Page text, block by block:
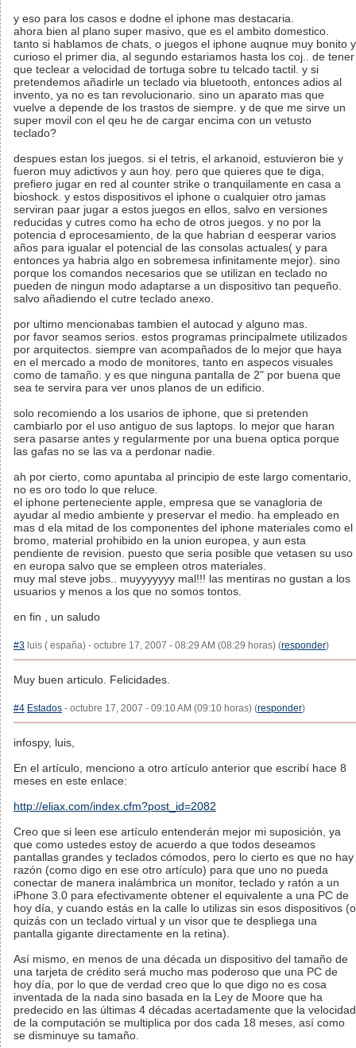
y eso para los casos e dodne el iphone mas destacaria.
ahora bien al plano super masivo, que es el ambito domestico.
tanto si hablamos de chats, o juegos el iphone auqnue muy bonito y
curioso el primer dia, al segundo estariamos hasta los coj.. de tener
que teclear a velocidad de tortuga sobre tu telcado tactil. y si
pretendemos añadirle un teclado via bluetooth, entonces adios al
invento, ya no es tan revolucionario. sino un aparato mas que
vuelve a depende de los trastos de siempre. y de que me sirve un
super movil con el qeu he de cargar encima con un vetusto
teclado?
despues estan los juegos. si el tetris, el arkanoid, estuvieron bie y
fueron muy adictivos y aun hoy. pero que quieres que te diga,
prefiero jugar en red al counter strike o tranquilamente en casa a
bioshock. y estos dispositivos el iphone o cualquier otro jamas
serviran paar jugar a estos juegos en ellos, salvo en versiones
reducidas y cutres como ha echo de otros juegos. y no por la
potencia d eprocesamiento, de la que habrian d eesperar varios
años para igualar el potencial de las consolas actuales( y para
entonces ya habria algo en sobremesa infinitamente mejor). sino
porque los comandos necesarios que se utilizan en teclado no
pueden de ningun modo adaptarse a un dispositivo tan pequeño.
salvo añadiendo el cutre teclado anexo.
por ultimo mencionabas tambien el autocad y alguno mas.
por favor seamos serios. estos programas principalmete utilizados
por arquitectos. siempre van acompañados de lo mejor que haya
en el mercado a modo de monitores, tanto en aspecos visuales
como de tamaño. y es que ninguna pantalla de 2" por buena que
sea te servira para ver unos planos de un edificio.
solo recomiendo a los usarios de iphone, que si pretenden
cambiarlo por el uso antiguo de sus laptops. lo mejor que haran
sera pasarse antes y regularmente por una buena optica porque
las gafas no se las va a perdonar nadie.
ah por cierto, como apuntaba al principio de este largo comentario,
no es oro todo lo que reluce.
el iphone perteneciente apple, empresa que se vanagloria de
ayudar al medio ambiente y preservar el medio. ha empleado en
mas d ela mitad de los componentes del iphone materiales como el
bromo, material prohibido en la union europea, y aun esta
pendiente de revision. puesto que seria posible que vetasen su uso
en europa salvo que se empleen otros materiales.
muy mal steve jobs.. muyyyyyyy mal!!! las mentiras no gustan a los
usuarios y menos a los que no somos tontos.
en fin , un saludo
#3 luis ( españa) - octubre 17, 2007 - 08:29 AM (08:29 horas) (responder)
Muy buen articulo. Felicidades.
#4 Estados - octubre 17, 2007 - 09:10 AM (09:10 horas) (responder)
infospy, luis,
En el artículo, menciono a otro artículo anterior que escribí hace 8
meses en este enlace:
http://eliax.com/index.cfm?post_id=2082
Creo que si leen ese artículo entenderán mejor mi suposición, ya
que como ustedes estoy de acuerdo a que todos deseamos
pantallas grandes y teclados cómodos, pero lo cierto es que no hay
razón (como digo en ese otro artículo) para que uno no pueda
conectar de manera inalámbrica un monitor, teclado y ratón a un
iPhone 3.0 para efectivamente obtener el equivalente a una PC de
hoy día, y cuando estás en la calle lo utilizas sin esos dispositivos (o
quizás con un teclado virtual y un visor que te despliega una
pantalla gigante directamente en la retina).
Así mismo, en menos de una década un dispositivo del tamaño de
una tarjeta de crédito será mucho mas poderoso que una PC de
hoy día, por lo que de verdad creo que lo que digo no es cosa
inventada de la nada sino basada en la Ley de Moore que ha
predecido en las últimas 4 décadas acertadamente que la velocidad
de la computación se multiplica por dos cada 18 meses, así como
se disminuye su tamaño.